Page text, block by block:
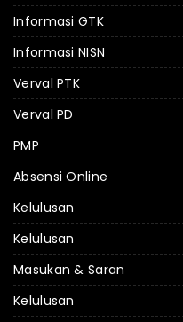
Informasi GTK
Informasi NISN
Verval PTK
Verval PD
PMP
Absensi Online
Kelulusan
Kelulusan
Masukan & Saran
Kelulusan